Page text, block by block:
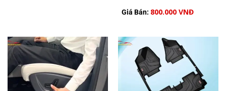
Giá Bán: 800.000 VNĐ